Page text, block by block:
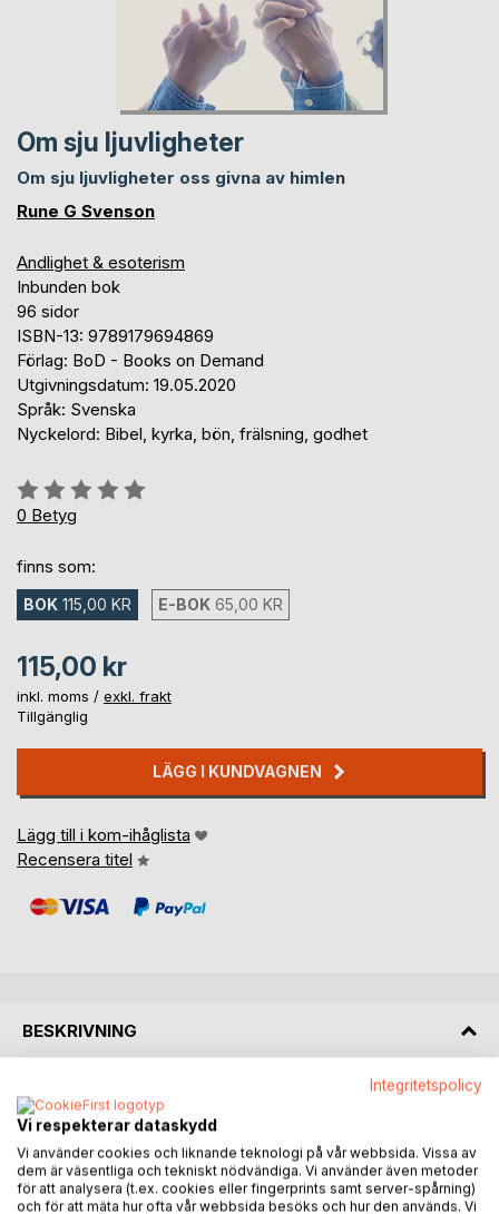
Om sju ljuvligheter
Om sju ljuvligheter oss givna av himlen
Rune G Svenson
Andlighet & esoterism
Inbunden bok
96 sidor
ISBN-13: 9789179694869
Förlag: BoD - Books on Demand
Utgivningsdatum: 19.05.2020
Språk: Svenska
Nyckelord: Bibel, kyrka, bön, frälsning, godhet
Betyg::
0%
0 Betyg
finns som:
BOK 115,00 KR E-BOK 65,00 KR
115,00 kr
inkl. moms / exkl. frakt
Tillgänglig
LÄGG I KUNDVAGNEN
Lägg till i kom-ihåglista
Recensera titel
BESKRIVNING
FOKUS PÅ HOPPFULLHET
Vi behöver det ljusa och hoppfulla utan att ta bort det
allvarliga perspektivet på livet. Sådan är den kristna tron,
men eftersom denna så ofta omtalas som negativ i vårt
samhälle, vill Rune G Svenson med denna skrift visa på att
Integritetspolicy
Vi respekterar dataskydd
Vi använder cookies och liknande teknologi på vår webbsida. Vissa av
dem är väsentliga och tekniskt nödvändiga. Vi använder även metoder
för att analysera (t.ex. cookies eller fingerprints samt server-spårning)
och för att mäta hur ofta vår webbsida besöks och hur den används. Vi